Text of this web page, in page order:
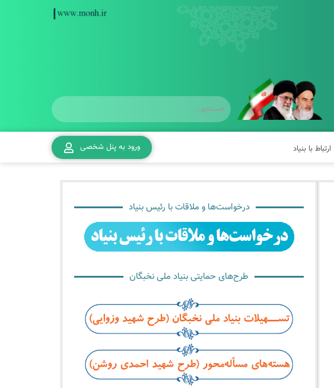
ارتباط با بنیاد ورود به پنل شخصی
درخواست‌ها و ملاقات با رئیس بنیاد
طرح‌های حمایتی بنیاد ملی نخبگان